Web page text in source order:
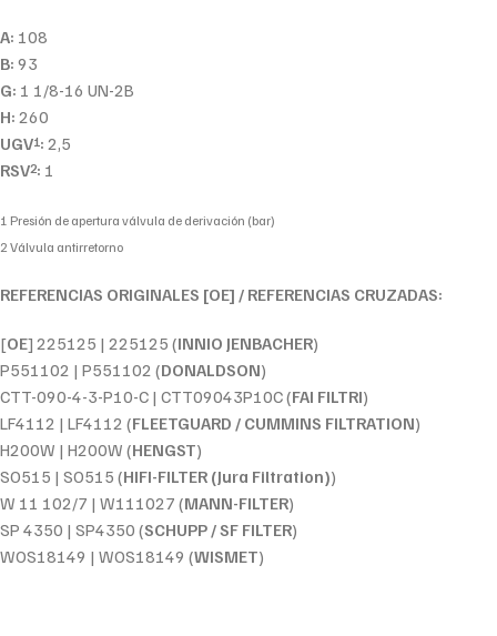
A: 108
B: 93
G: 1 1/8-16 UN-2B
H: 260
UGV1: 2,5
RSV2: 1
1 Presión de apertura válvula de derivación (bar)
2 Válvula antirretorno
REFERENCIAS ORIGINALES [OE] / REFERENCIAS CRUZADAS:
[OE] 225125 | 225125 (INNIO JENBACHER)
P551102 | P551102 (DONALDSON)
CTT-090-4-3-P10-C | CTT09043P10C (FAI FILTRI)
LF4112 | LF4112 (FLEETGUARD / CUMMINS FILTRATION)
H200W | H200W (HENGST)
SO515 | SO515 (HIFI-FILTER (Jura Filtration))
W 11 102/7 | W111027 (MANN-FILTER)
SP 4350 | SP4350 (SCHUPP / SF FILTER)
WOS18149 | WOS18149 (WISMET)